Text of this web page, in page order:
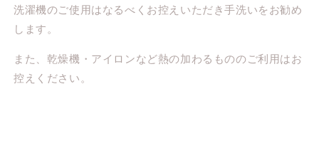
洗濯機のご使用はなるべくお控えいただき手洗いをお勧め
します。
また、乾燥機・アイロンなど熱の加わるもののご利用はお
控えください。